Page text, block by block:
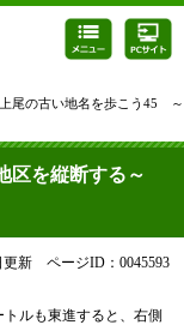
尾の古い地名を歩こう45 ～
区を縦断する～
更新 ページID：0045593
ルも東進すると、右側